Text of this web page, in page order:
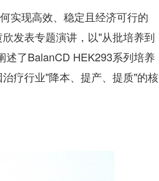
现高效、稳定且经济可行的
发表专题演讲，以"从批培养到
了BalanCD HEK293系列培养
疗行业"降本、提产、提质"的核